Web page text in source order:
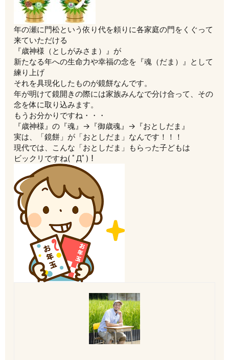
年の瀬に門松という依り代を頼りに各家庭の門をくぐって
来ていただける
『歳神様（としがみさま）』が
新たなる年への生命力や幸福の念を『魂（だま）』として
練り上げ
それを具現化したものが鏡餅なんです。
年が明けて鏡開きの際には家族みんなで分け合って、その
念を体に取り込みます。
もうお分かりですね・・・
『歳神様』の『魂』→『御歳魂』→『おとしだま』
実は、「鏡餅」が「おとしだま」なんです！！！
現代では、こんな「おとしだま」もらった子どもは
ビックリですね( ﾟДﾟ)！